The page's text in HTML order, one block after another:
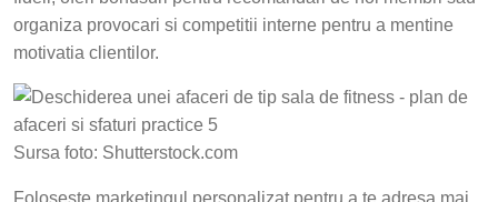
organiza provocari si competitii interne pentru a mentine
motivatia clientilor.
Sursa foto: Shutterstock.com